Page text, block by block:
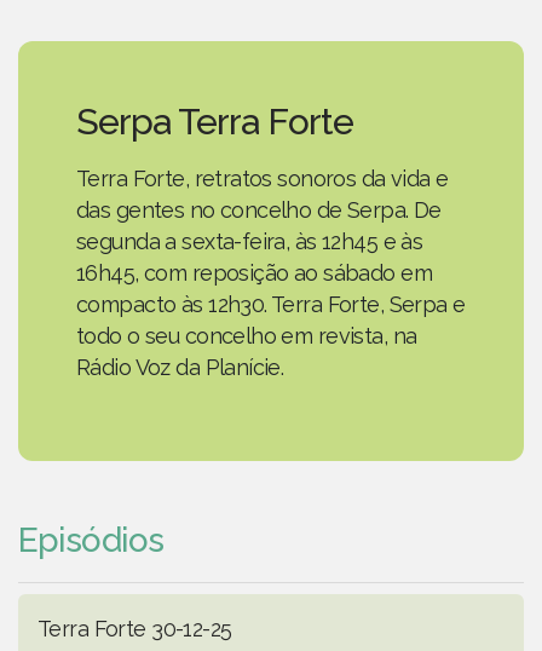
Serpa Terra Forte
Terra Forte, retratos sonoros da vida e
das gentes no concelho de Serpa. De
segunda a sexta-feira, às 12h45 e às
16h45, com reposição ao sábado em
compacto às 12h30. Terra Forte, Serpa e
todo o seu concelho em revista, na
Rádio Voz da Planície.
Episódios
Terra Forte 30-12-25